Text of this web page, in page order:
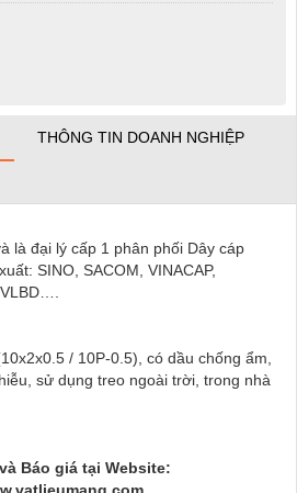
THÔNG TIN DOANH NGHIỆP
là đại lý cấp 1 phân phối Dây cáp
SINO, SACOM, VINACAP,
/ 10P-0.5), có dầu chống ẩm,
sử dụng treo ngoài trời, trong nhà
Báo giá tại Website: